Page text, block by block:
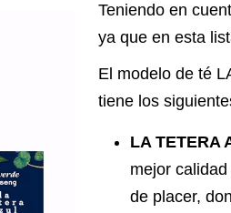
Teniendo en
ya que en esta
El modelo de té
tiene los
LA TETERA
mejor
de placer,